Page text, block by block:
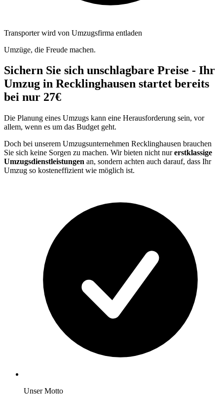
Transporter wird von Umzugsfirma entladen
Umzüge, die Freude machen.
Sichern Sie sich unschlagbare Preise - Ihr
Umzug in Recklinghausen startet bereits
bei nur 27€
Die Planung eines Umzugs kann eine Herausforderung sein, vor
allem, wenn es um das Budget geht.
Doch bei unserem Umzugsunternehmen Recklinghausen brauchen
Sie sich keine Sorgen zu machen. Wir bieten nicht nurerstklassige
Umzugsdienstleistungen an, sondern achten auch darauf, dass Ihr
Umzug so kosteneffizient wie möglich ist.
Unser Motto